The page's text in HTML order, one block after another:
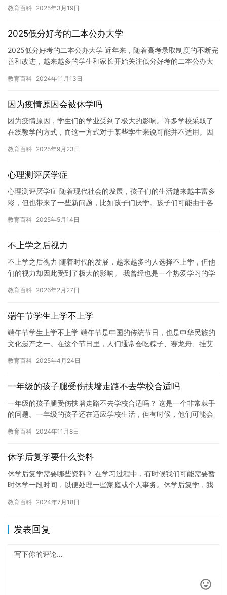
人的…
教育百科 2025年3月19日
2025低分好考的二本公办大学
2025低分好考的二本公办大学 近年来，随着高考录取制度的不断完
善和改进，越来越多的学生和家长开始关注低分好考的二本公办大
教育百科 2024年11月13日
因为疫情原因会被休学吗
因为疫情原因，学生们的学业受到了极大的影响。许多学校采取了
在线教学的方式，而这一方式对于某些学生来说可能并不适用。因
那些…
教育百科 2025年9月23日
心理测评厌学症
心理测评厌学症 随着现代社会的发展，孩子们的生活越来越丰富多
彩，但也带来了一些新问题，比如孩子们厌学。孩子们可能由于各
学…
教育百科 2025年5月14日
不上学之后视力
不上学之后视力 随着时代的发展，越来越多的人选择不上学，但他
们的视力却因此受到了极大的影响。 我曾经也是一个热爱学习的学
的…
教育百科 2026年2月27日
端午节学生上学不上学
端午节学生上学不上学 端午节是中国的传统节日，也是中华民族的
文化遗产之一。在这个节日里，人们通常会吃粽子、赛龙舟、挂艾
学。 …
教育百科 2025年4月24日
一年级的孩子腿受伤扶墙走路不去学校合适吗
一年级的孩子腿受伤扶墙走路不去学校合适吗？ 这是一个非常棘手
的问题。一年级的孩子还在适应学校生活，但有时候，他们可能会
况…
教育百科 2024年11月8日
休学后复学要什么资料
休学后复学需要哪些资料？ 在学习过程中，有时候我们可能需要暂
时休学一段时间，以便处理一些家庭或个人事务。休学后复学，我
复…
教育百科 2024年7月18日
发表回复